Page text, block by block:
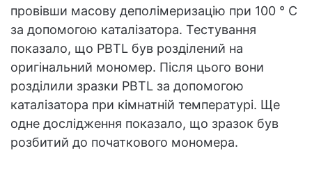
провівши масову деполімеризацію при 100 ° C
за допомогою каталізатора. Тестування
показало, що PBTL був розділений на
оригінальний мономер. Після цього вони
розділили зразки PBTL за допомогою
каталізатора при кімнатній температурі. Ще
одне дослідження показало, що зразок був
розбитий до початкового мономера.